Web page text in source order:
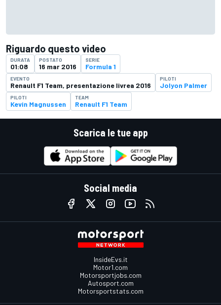
Riguardo questo video
DURATA
01:08
POSTATO
16 mar 2016
SERIE
Formula 1
EVENTO
Renault F1 Team, presentazione livrea 2016
PILOTI
Jolyon Palmer
PILOTI
Kevin Magnussen
TEAM
Renault F1 Team
Scarica le tue app
Social media
InsideEvs.it
Motor1.com
Motorsportjobs.com
Autosport.com
Motorsportstats.com